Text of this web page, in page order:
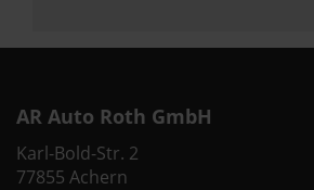
AR Auto Roth GmbH
Karl-Bold-Str. 2
77855 Achern